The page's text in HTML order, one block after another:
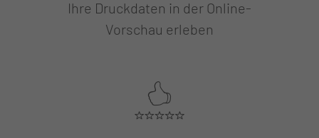
Ihre Druckdaten in der Online-
Vorschau erleben